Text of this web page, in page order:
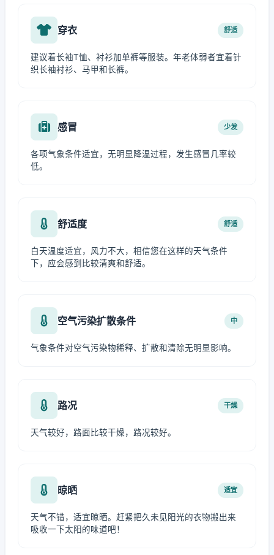
穿衣 舒适
建议着长袖T恤、衬衫加单裤等服装。年老体弱者宜着针
织长袖衬衫、马甲和长裤。
感冒 少发
各项气象条件适宜，无明显降温过程，发生感冒几率较
低。
舒适度 舒适
白天温度适宜，风力不大，相信您在这样的天气条件
下，应会感到比较清爽和舒适。
空气污染扩散条件 中
气象条件对空气污染物稀释、扩散和清除无明显影响。
路况 干燥
天气较好，路面比较干燥，路况较好。
晾晒 适宜
天气不错，适宜晾晒。赶紧把久未见阳光的衣物搬出来
吸收一下太阳的味道吧！